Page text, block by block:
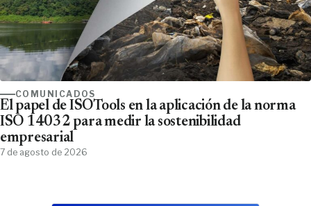
COMUNICADOS
El papel de ISOTools en la aplicación de la norma
ISO 14032 para medir la sostenibilidad
empresarial
7 de agosto de 2026